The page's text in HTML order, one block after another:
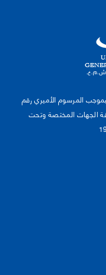
المرسوم الأميري رقم
من عام 1982. بعد موافقة الجهات المختصة وتحت